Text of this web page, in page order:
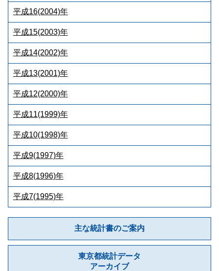
平成16(2004)年
平成15(2003)年
平成14(2002)年
平成13(2001)年
平成12(2000)年
平成11(1999)年
平成10(1998)年
平成9(1997)年
平成8(1996)年
平成7(1995)年
主な統計書のご案内
東京都統計データ
アーカイブ